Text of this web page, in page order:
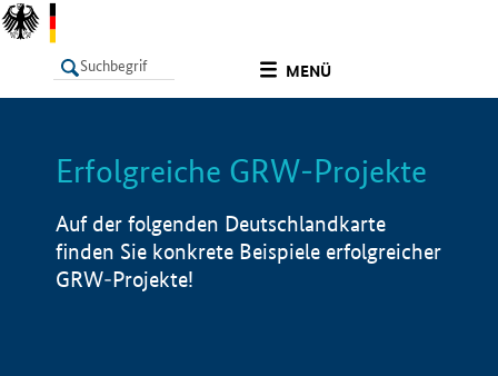
MENÜ
LISTE Info
Erfolgreiche GRW-Projekte
Auf der folgenden Deutschlandkarte
finden Sie konkrete Beispiele erfolgreicher
GRW-Projekte!